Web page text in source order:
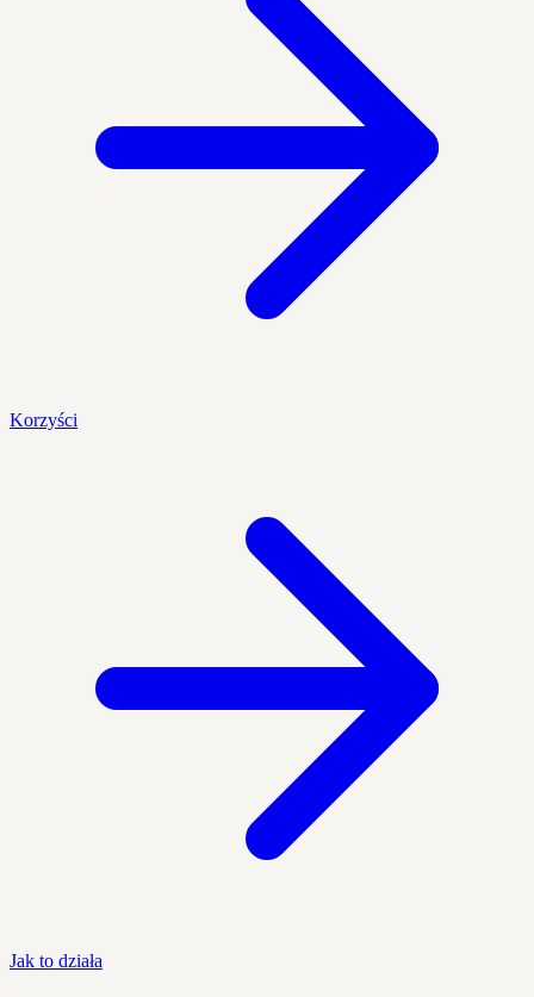
Korzyści
Jak to działa